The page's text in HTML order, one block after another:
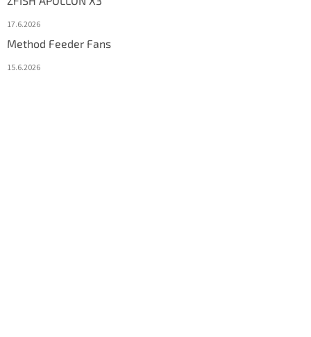
17.6.2026
Method Feeder Fans
15.6.2026